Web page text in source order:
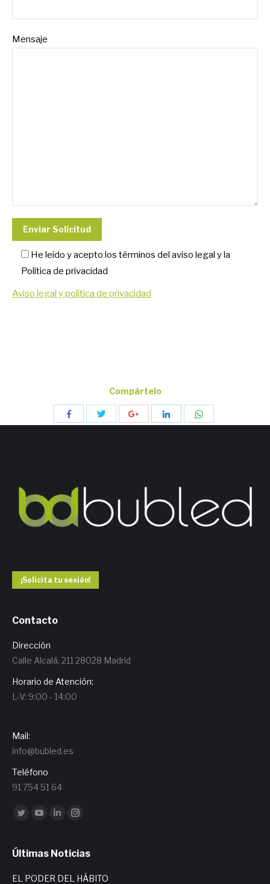
Mensaje
He leído y acepto los términos del aviso legal y la
Política de privacidad
Aviso legal y política de privacidad
Compártelo
CompartirCompartir Compartir Compartir
¡Solicita tu sesión!
Contacto
Dirección
Calle Alcalá, 211 28028 Madrid
Horario de Atención:
L-V: 9:00 - 14:00
Mail:
info@bubled.es
Teléfono
91 754 51 64
Encuéntranos en:
YouTubeLinkedinInstagram
Últimas Noticias
EL PODER DEL HÁBITO